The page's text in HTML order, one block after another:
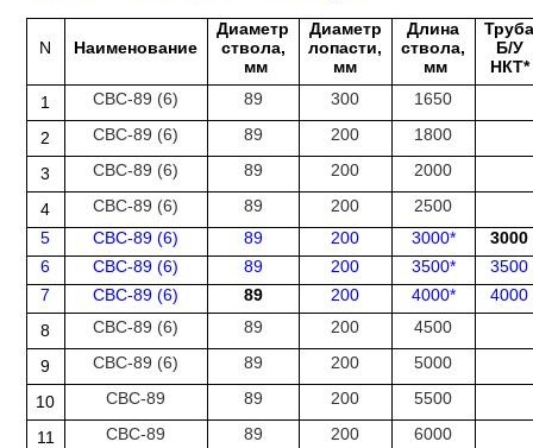
N Наименование
Диаметр
ствола,
мм
Диаметр
лопасти,
мм
Длина
ствола,
мм
Б/У
НКТ*
1
СВС-89 (6) 89 300 1650
2 СВС-89 (6) 89 200 1800
3 СВС-89 (6) 89 200 2000
4 СВС-89 (6) 89 200
2500
5
СВС-89 (6) 89 200 3000*
3000
6
СВС-89 (6) 89 200 3500*
3500
7
СВС-89 (6) 89 200 4000*
4000
8
СВС-89 (6) 89 200 4500
9 СВС-89 (6) 89 200 5000
10 СВС-89 89 200 5500
11 СВС-89 89 200 6000